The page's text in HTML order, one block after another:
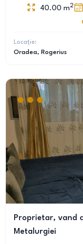
40.00 m2
Locație:
Oradea, Rogerius
Proprietar, vand
Metalurgiei